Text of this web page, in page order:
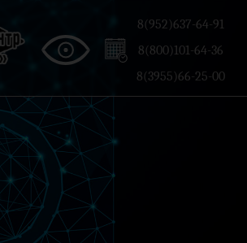
8(952)637-64-91
8(800)101-64-36
8(3955)66-25-00